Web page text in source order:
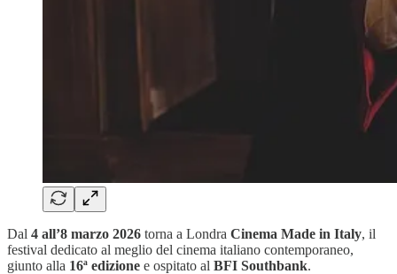
Dal 4 all’8 marzo 2026 torna a Londra Cinema Made in Italy, il
festival dedicato al meglio del cinema italiano contemporaneo,
giunto alla 16ª edizione e ospitato al BFI Southbank.